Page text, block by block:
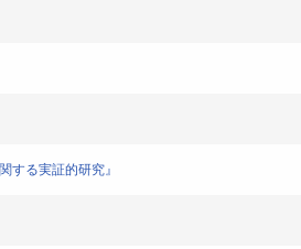
する実証的研究』